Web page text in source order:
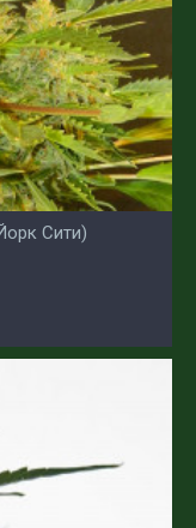
Сити)